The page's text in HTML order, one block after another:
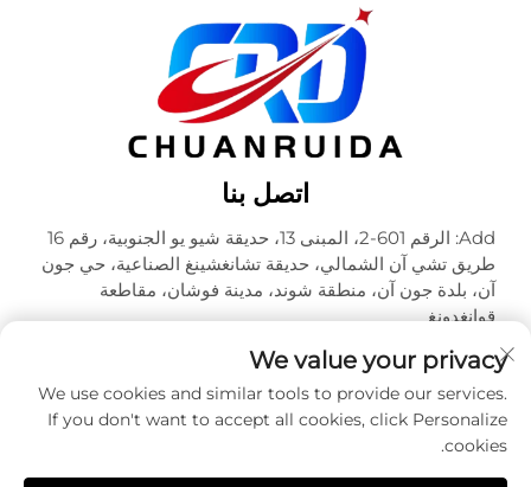
اتصل بنا
Add: الرقم 601-2، المبنى 13، حديقة شيو يو الجنوبية، رقم 16
طريق تشي آن الشمالي، حديقة تشانغشينغ الصناعية، حي جون
آن، بلدة جون آن، منطقة شوند، مدينة فوشان، مقاطعة
قوانغدونغ
هاتف:+86-18320933590
البريد الإلكتروني:[email protected]
حقوق الطبع والنشر © شركة فوشان تشوآنرويدا للتعبئة والتغليف
We value your privacy
We use cookies and similar tools to provide our services.
If you don't want to accept all cookies, click Personalize
cookies.